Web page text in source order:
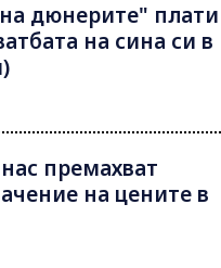
дюнерите" плати
на сина си в
премахват
на цените в